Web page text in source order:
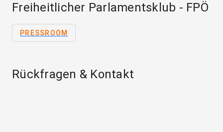
Freiheitlicher Parlamentsklub - FPÖ
PRESSROOM
Rückfragen & Kontakt